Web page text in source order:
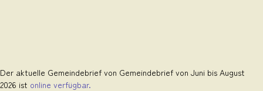
Der aktuelle Gemeindebrief von Gemeindebrief von Juni bis August
2026 ist online verfügbar.